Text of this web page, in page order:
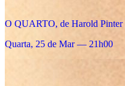
O QUARTO, de Harold Pinter
Quarta, 25 de Mar — 21h00